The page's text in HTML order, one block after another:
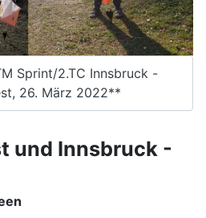
Sprint/2.TC Innsbruck -
26. März 2022**
und Innsbruck -